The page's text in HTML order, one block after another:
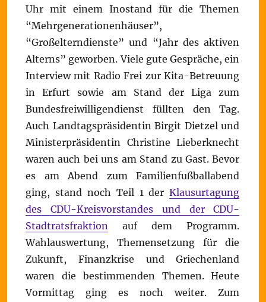
Uhr mit einem Inostand für die Themen
“Mehrgenerationenhäuser”,
“Großelterndienste” und “Jahr des aktiven
Alterns” geworben. Viele gute Gespräche, ein
Interview mit Radio Frei zur Kita-Betreuung
in Erfurt sowie am Stand der Liga zum
Bundesfreiwilligendienst füllten den Tag.
Auch Landtagspräsidentin Birgit Dietzel und
Ministerpräsidentin Christine Lieberknecht
waren auch bei uns am Stand zu Gast. Bevor
es am Abend zum Familienfußballabend
ging, stand noch Teil 1 derKlausurtagung
des CDU-Kreisvorstandes und der CDU-
Stadtratsfraktion auf dem Programm.
Wahlauswertung, Themensetzung für die
Zukunft, Finanzkrise und Griechenland
waren die bestimmenden Themen. Heute
Vormittag ging es noch weiter.Zum